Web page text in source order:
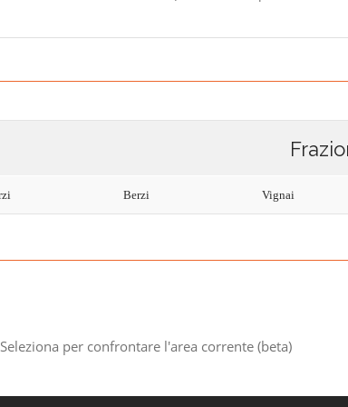
Berzi Vignai
Seleziona per confrontare l'area corrente (beta)